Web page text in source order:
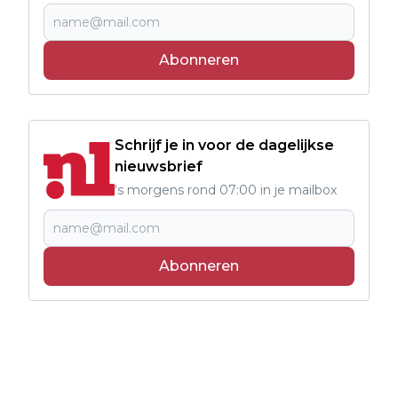
Abonneren
Schrijf je in voor de dagelijkse
nieuwsbrief
's morgens rond 07:00 in je mailbox
Abonneren